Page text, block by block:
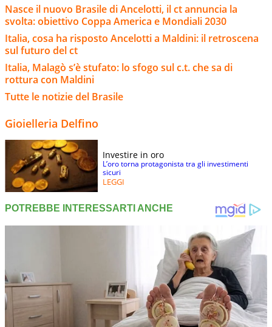
Nasce il nuovo Brasile di Ancelotti, il ct annuncia la
svolta: obiettivo Coppa America e Mondiali 2030
Italia, cosa ha risposto Ancelotti a Maldini: il retroscena
sul futuro del ct
Italia, Malagò s’è stufato: lo sfogo sul c.t. che sa di
rottura con Maldini
Tutte le notizie del Brasile
Gioielleria Delfino
Investire in oro
L’oro torna protagonista tra gli investimenti
sicuri
LEGGI